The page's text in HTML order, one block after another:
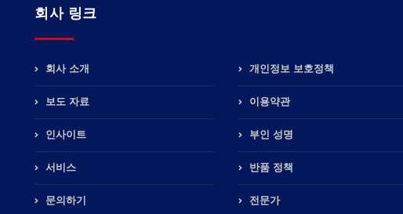
회사 링크
회사 소개
보도 자료
인사이트
서비스
문의하기
개인정보 보호정책
이용약관
부인 성명
반품 정책
전문가